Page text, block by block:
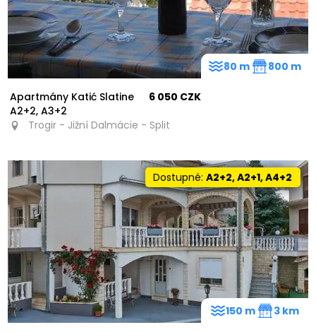
Apartmány Katić Slatine
A2+2, A3+2
6 050 CZK
Trogir - Jižní Dalmácie - Split
80 m 800 m
Dostupné:A2+2, A2+1, A4+2
150 m 3 km